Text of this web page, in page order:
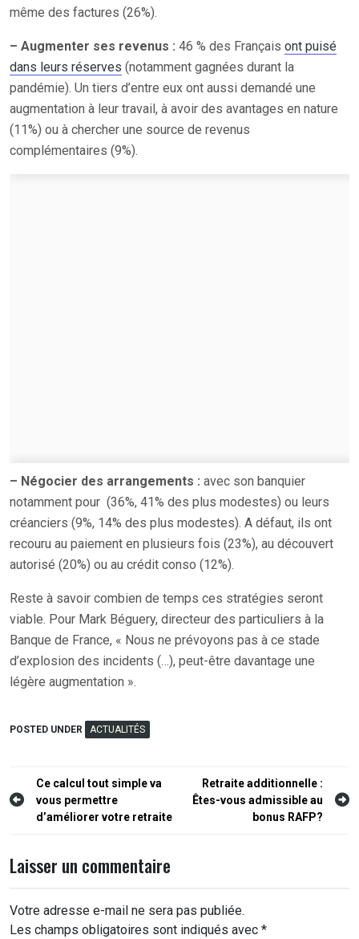
même des factures (26%).
– Augmenter ses revenus : 46 % des Français ont puisé
dans leurs réserves (notamment gagnées durant la
pandémie). Un tiers d’entre eux ont aussi demandé une
augmentation à leur travail, à avoir des avantages en nature
(11%) ou à chercher une source de revenus
complémentaires (9%).
– Négocier des arrangements : avec son banquier
notamment pour (36%, 41% des plus modestes) ou leurs
créanciers (9%, 14% des plus modestes). A défaut, ils ont
recouru au paiement en plusieurs fois (23%), au découvert
autorisé (20%) ou au crédit conso (12%).
Reste à savoir combien de temps ces stratégies seront
viable. Pour Mark Béguery, directeur des particuliers à la
Banque de France, « Nous ne prévoyons pas à ce stade
d’explosion des incidents (…), peut-être davantage une
légère augmentation ».
POSTED UNDER ACTUALITÉS
Navigation
de
Ce calcul tout simple va
vous permettre
d’améliorer votre retraite
Retraite additionnelle :
Êtes-vous admissible au
bonus RAFP?
Laisser un commentaire
Votre adresse e-mail ne sera pas publiée.
Les champs obligatoires sont indiqués avec *